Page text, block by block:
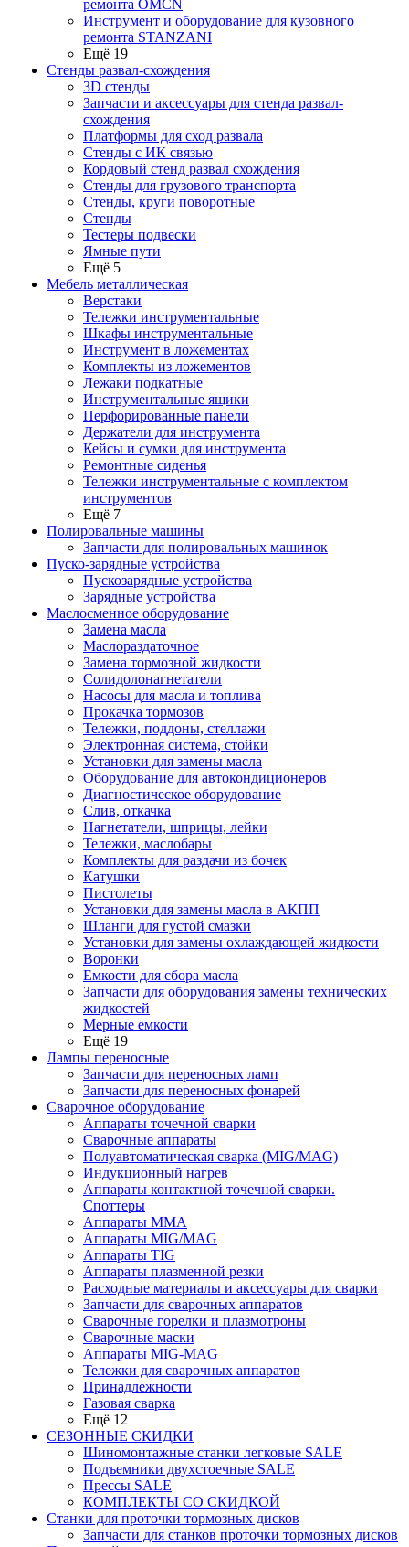
ремонта OMCN
Инструмент и оборудование для кузовного
ремонта STANZANI
Ещё 19
Стенды развал-схождения
3D стенды
Запчасти и аксессуары для стенда развал-
схождения
Платформы для сход развала
Стенды с ИК связью
Кордовый стенд развал схождения
Стенды для грузового транспорта
Стенды, круги поворотные
Стенды
Тестеры подвески
Ямные пути
Ещё 5
Мебель металлическая
Верстаки
Тележки инструментальные
Шкафы инструментальные
Инструмент в ложементах
Комплекты из ложементов
Лежаки подкатные
Инструментальные ящики
Перфорированные панели
Держатели для инструмента
Кейсы и сумки для инструмента
Ремонтные сиденья
Тележки инструментальные с комплектом
инструментов
Ещё 7
Полировальные машины
Запчасти для полировальных машинок
Пуско-зарядные устройства
Пускозарядные устройства
Зарядные устройства
Маслосменное оборудование
Замена масла
Маслораздаточное
Замена тормозной жидкости
Солидолонагнетатели
Насосы для масла и топлива
Прокачка тормозов
Тележки, поддоны, стеллажи
Электронная система, стойки
Установки для замены масла
Оборудование для автокондиционеров
Диагностическое оборудование
Слив, откачка
Нагнетатели, шприцы, лейки
Тележки, маслобары
Комплекты для раздачи из бочек
Катушки
Пистолеты
Установки для замены масла в АКПП
Шланги для густой смазки
Установки для замены охлаждающей жидкости
Воронки
Емкости для сбора масла
Запчасти для оборудования замены технических
жидкостей
Мерные емкости
Ещё 19
Лампы переносные
Запчасти для переносных ламп
Запчасти для переносных фонарей
Сварочное оборудование
Аппараты точечной сварки
Сварочные аппараты
Полуавтоматическая сварка (MIG/MAG)
Индукционный нагрев
Аппараты контактной точечной сварки.
Споттеры
Аппараты MMA
Аппараты MIG/MAG
Аппараты TIG
Аппараты плазменной резки
Расходные материалы и аксессуары для сварки
Запчасти для сварочных аппаратов
Сварочные горелки и плазмотроны
Сварочные маски
Аппараты MIG-MAG
Тележки для сварочных аппаратов
Принадлежности
Газовая сварка
Ещё 12
СЕЗОННЫЕ СКИДКИ
Шиномонтажные станки легковые SALE
Подъемники двухстоечные SALE
Прессы SALE
КОМПЛЕКТЫ СО СКИДКОЙ
Станки для проточки тормозных дисков
Запчасти для станков проточки тормозных дисков